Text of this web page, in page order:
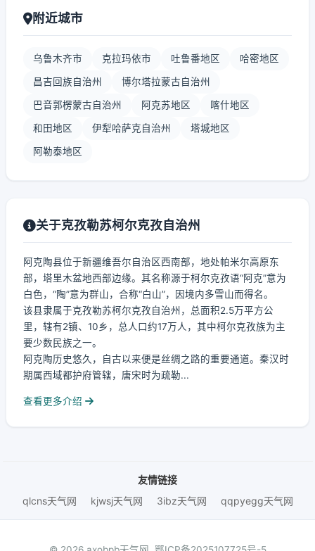
附近城市
乌鲁木齐市 克拉玛依市 吐鲁番地区 哈密地区
昌吉回族自治州 博尔塔拉蒙古自治州
巴音郭楞蒙古自治州 阿克苏地区 喀什地区
和田地区 伊犁哈萨克自治州 塔城地区
阿勒泰地区
关于克孜勒苏柯尔克孜自治州
阿克陶县位于新疆维吾尔自治区西南部，地处帕米尔高原东
部，塔里木盆地西部边缘。其名称源于柯尔克孜语“阿克”意为
白色，“陶”意为群山，合称“白山”，因境内多雪山而得名。
该县隶属于克孜勒苏柯尔克孜自治州，总面积2.5万平方公
里，辖有2镇、10乡，总人口约17万人，其中柯尔克孜族为主
要少数民族之一。
阿克陶历史悠久，自古以来便是丝绸之路的重要通道。秦汉时
期属西域都护府管辖，唐宋时为疏勒...
查看更多介绍
友情链接
qlcns天气网
kjwsj天气网 3ibz天气网 qqpyegg天气网